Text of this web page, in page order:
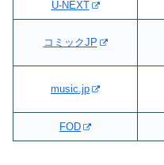
U-NEXT
コミックJP
music.jp
FOD